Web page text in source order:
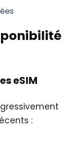
eSIM
: